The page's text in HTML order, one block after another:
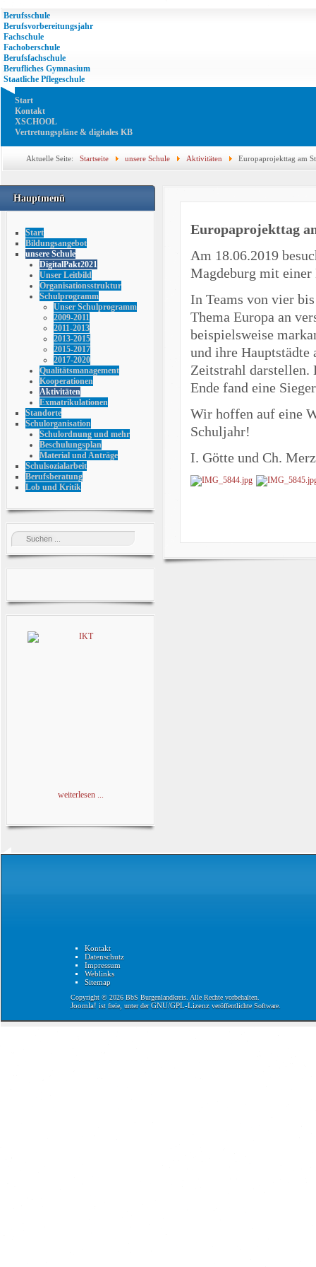
Berufsschule
Berufsvorbereitungsjahr
Fachschule
Fachoberschule
Berufsfachschule
Berufliches Gymnasium
Staatliche Pflegeschule
Start
Kontakt
XSCHOOL
Vertretungspläne & digitales KB
Aktuelle Seite: Startseite unsere Schule Aktivitäten Europaprojekttag am
Hauptmenü
Start
Bildungsangebot
unsere Schule
DigitalPakt2021
Unser Leitbild
Organisationsstruktur
Schulprogramm
Unser Schulprogramm
2009-2011
2011-2013
2013-2015
2015-2017
2017-2020
Qualitätsmanagement
Kooperationen
Aktivitäten
Exmatrikulationen
Standorte
Schulorganisation
Schulordnung und mehr
Beschulungsplan
Material und Anträge
Schulsozialarbeit
Berufsberatung
Lob und Kritik
weiterlesen ...
Europaprojekttag
Am 18.06.2019
Magdeburg mit einer
In Teams von vier
Thema Europa an
beispielsweise
und ihre
Zeitstrahl darstellen.
Ende fand eine
Wir hoffen auf eine
Schuljahr!
I. Götte und Ch. Merz
Kontakt
Datenschutz
Impressum
Weblinks
Sitemap
Copyright © 2026 BbS Burgenlandkreis. Alle Rechte vorbehalten.
Joomla! ist freie, unter derGNU/GPL-Lizenzveröffentlichte Software.